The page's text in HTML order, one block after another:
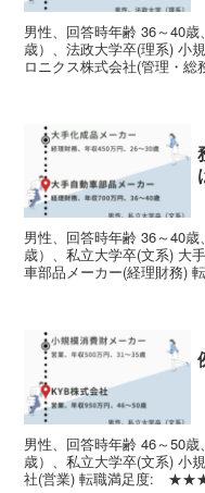
男性、回答時年齢 36～40
歳）、法政大学卒(理系) 小
ロニクス株式会社(管理
男性、回答時年齢 36～40
歳）、私立大学卒(文系) 大
車部品メーカー(経理財
男性、回答時年齢 46～50
歳）、私立大学卒(文系) 小
社(営業) 転職満足度: